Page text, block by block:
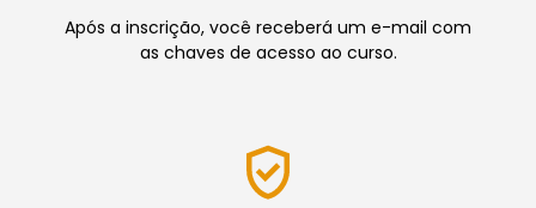
Após a inscrição, você receberá um e-mail com
as chaves de acesso ao curso.